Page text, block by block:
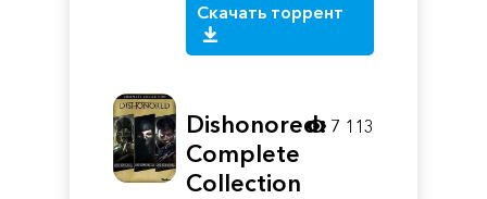
Скачать торрент
Dishonored:
Complete
Collection
7 113